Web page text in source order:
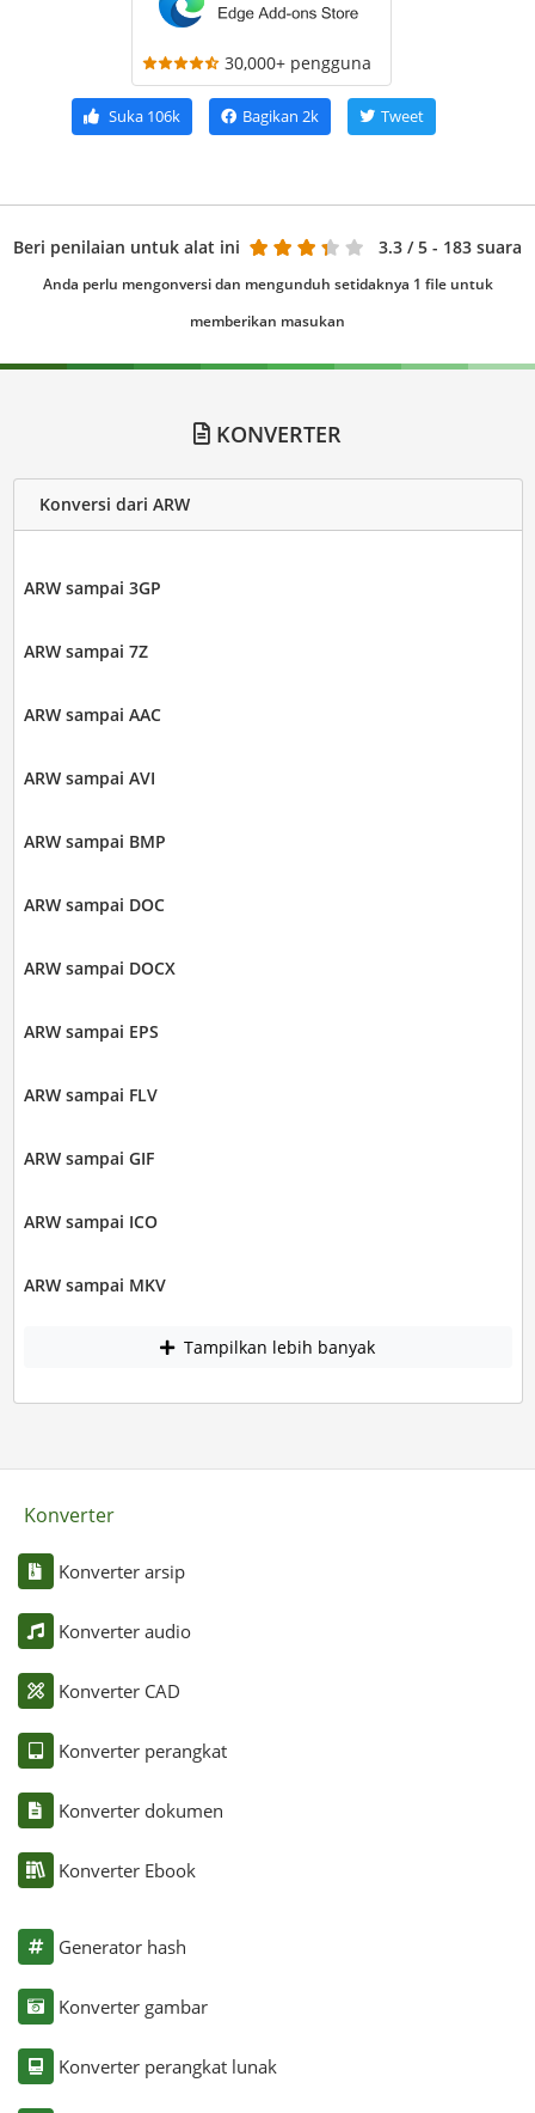
30,000+ pengguna
Suka106k Bagikan 2k Tweet
Beri penilaian untuk alat ini 3.3 / 5 - 183 suara
Anda perlu mengonversi dan mengunduh setidaknya 1 file untuk
memberikan masukan
KONVERTER
Konversi dari ARW
ARW sampai 3GP
ARW sampai 7Z
ARW sampai AAC
ARW sampai AVI
ARW sampai BMP
ARW sampai DOC
ARW sampai DOCX
ARW sampai EPS
ARW sampai FLV
ARW sampai GIF
ARW sampai ICO
ARW sampai MKV
Tampilkan lebih banyak
Konverter
Konverter arsip
Konverter audio
Konverter CAD
Konverter perangkat
Konverter dokumen
Konverter Ebook
Generator hash
Konverter gambar
Konverter perangkat lunak